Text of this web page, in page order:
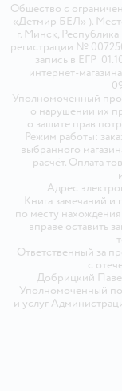
Общество с
«Детмир БЕЛ» ).
г. Минск,
регистрации №
запись в ЕГР
интернет-
Уполномоченный
о нарушении их
о защите прав
Режим работы:
выбранного
расчёт. Оплата
Адрес
Книга замечаний и
по месту
вправе оставить
Ответственный за
с
Добрицкий
Уполномоченный по
и услуг